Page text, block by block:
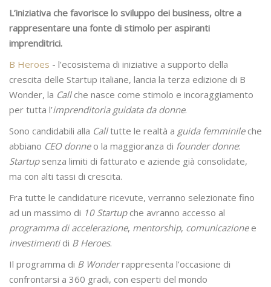
L’iniziativa che favorisce lo sviluppo dei business, oltre a
rappresentare una fonte di stimolo per aspiranti
imprenditrici.
B Heroes - l’ecosistema di iniziative a supporto della
crescita delle Startup italiane, lancia la terza edizione di B
Wonder, la Callche nasce come stimolo e incoraggiamento
per tutta l’imprenditoria guidata da donne.
Sono candidabili alla Calltutte le realtà a guida femminileche
abbiano CEO donneo la maggioranza di founder donne:
Startupsenza limiti di fatturato e aziende già consolidate,
ma con alti tassi di crescita.
Fra tutte le candidature ricevute, verranno selezionate fino
ad un massimo di 10 Startupche avranno accesso al
programma di accelerazione, mentorship, comunicazionee
investimenti di B Heroes.
Il programma di B Wonderrappresenta l’occasione di
confrontarsi a 360 gradi, con esperti del mondo